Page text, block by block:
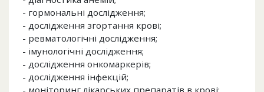
- гормональні дослідження;
- дослідження згортання крові;
- ревматологічні дослідження;
- імунологічні дослідження;
- дослідження онкомаркерів;
- дослідження інфекцій;